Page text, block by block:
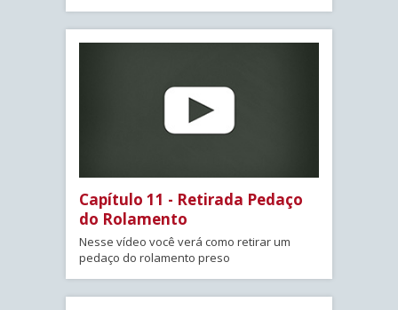
Capítulo 11 - Retirada Pedaço
do Rolamento
Nesse vídeo você verá como retirar um
pedaço do rolamento preso